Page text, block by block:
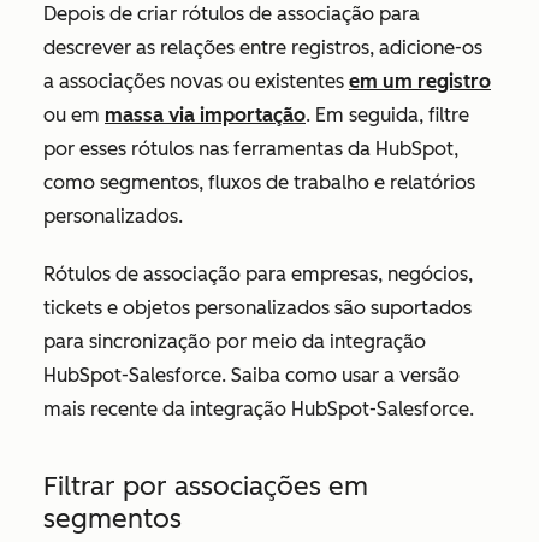
Depois de criar rótulos de associação para
descrever as relações entre registros, adicione-os
a associações novas ou existentes em um registro
ou em massa via importação. Em seguida, filtre
por esses rótulos nas ferramentas da HubSpot,
como segmentos, fluxos de trabalho e relatórios
personalizados.
Rótulos de associação para empresas, negócios,
tickets e objetos personalizados são suportados
para sincronização por meio da integração
HubSpot-Salesforce. Saiba como usar a versão
mais recente da integração HubSpot-Salesforce.
Filtrar por associações em
segmentos